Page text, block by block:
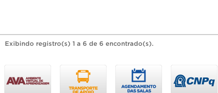
Exibindo registro(s) 1 a 6 de 6 encontrado(s).